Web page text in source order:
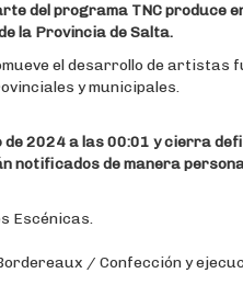
del programa TNC produce
la Provincia de Salta.
el desarrollo de
y municipales.
2024 a las 00:01 y cierra
notificados de manera
Escénicas.
/ Confección y